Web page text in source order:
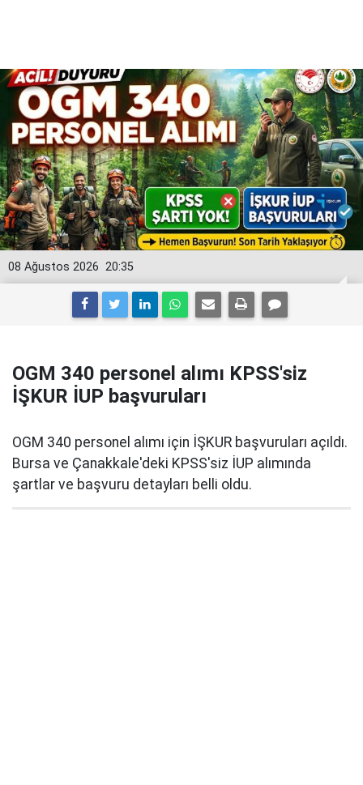
20:35
08 Ağustos 2026
OGM 340 personel alımı KPSS'siz
İŞKUR İUP başvuruları
OGM 340 personel alımı için İŞKUR başvuruları açıldı.
Bursa ve Çanakkale'deki KPSS'siz İUP alımında
şartlar ve başvuru detayları belli oldu.